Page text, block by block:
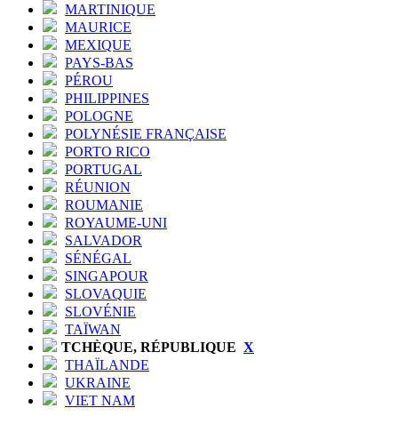
MARTINIQUE
MAURICE
MEXIQUE
PAYS-BAS
PÉROU
PHILIPPINES
POLOGNE
POLYNÉSIE FRANÇAISE
PORTO RICO
PORTUGAL
RÉUNION
ROUMANIE
ROYAUME-UNI
SALVADOR
SÉNÉGAL
SINGAPOUR
SLOVAQUIE
SLOVÉNIE
TAÏWAN
TCHÈQUE, RÉPUBLIQUE X
THAÏLANDE
UKRAINE
VIET NAM